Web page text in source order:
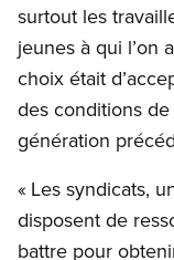
surtout les
jeunes à qui l’on
choix était
des conditions
génération
« Les syndicats,
disposent de
battre pour